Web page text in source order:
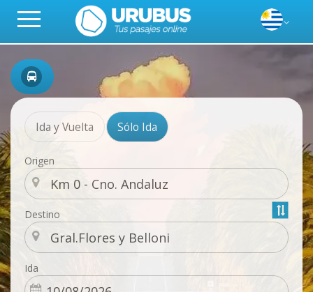
Ida y Vuelta Sólo Ida
Origen
Destino
Ida